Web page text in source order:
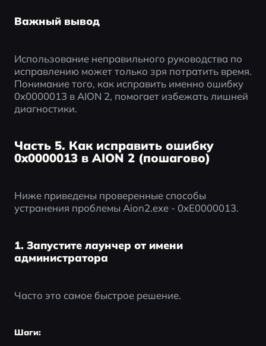
Важный вывод
Использование неправильного руководства по
исправлению может только зря потратить время.
Понимание того, как исправить именно ошибку
0x0000013 в AION 2, помогает избежать лишней
диагностики.
Часть 5. Как исправить ошибку
0x0000013 в AION 2 (пошагово)
Ниже приведены проверенные способы
устранения проблемы Aion2.exe - 0xE0000013.
1. Запустите лаунчер от имени
администратора
Часто это самое быстрое решение.
Шаги: